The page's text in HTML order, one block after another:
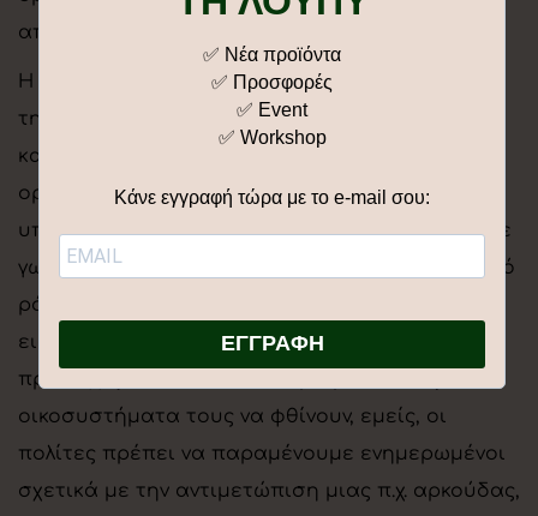
απειλούμενα είδη που ζουν στα βουνά μας.
Η προστασία της ορεινής άγριας ζωής απαιτεί
τη συνεργασία όλων μας. Από την υποστήριξη
καταφυγίων, όπως ο «Αρκτούρος» και άλλων
οργανώσεων, μέχρι την προώθηση της
υπεύθυνης τουριστικής συμπεριφοράς σε κάθε
γωνιά της χώρας, μπορούμε να παίξουμε ενεργό
ρόλο στη διατήρηση αυτών των πολύτιμων
ειδών. Παράλληλα, με την άγρια ζωή να
προσεγγίζει τα αστικά κέντρα βλέποντας τα
οικοσυστήματα τους να φθίνουν, εμείς, οι
πολίτες πρέπει να παραμένουμε ενημερωμένοι
σχετικά με την αντιμετώπιση μιας π.χ. αρκούδας,
✅ Νέα προϊόντα
✅ Προσφορές
✅ Event
✅ Workshop
Κάνε εγγραφή τώρα με το e-mail σου:
ΕΓΓΡΑΦΗ